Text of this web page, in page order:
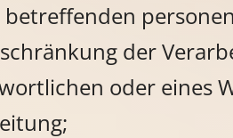
betreffenden
der
oder eines